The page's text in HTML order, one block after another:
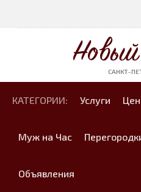
Новый
САНКТ-
КАТЕГОРИИ: Услуги
Муж на Час
Объявления